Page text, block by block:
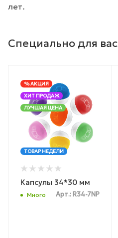
лет.
Специально для вас
% АКЦИЯ
ХИТ ПРОДАЖ
ЛУЧШАЯ ЦЕНА
ТОВАР НЕДЕЛИ
Капсулы 34*30 мм
Много Арт.: R34-7NP